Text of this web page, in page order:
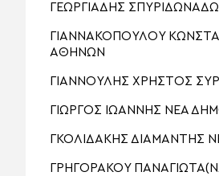
ΓΕΩΡΓΙΑΔΗΣ
ΓΙΑΝΝΑΚΟΠΟΥΛΟΥ
ΑΘΗΝΩΝ
ΓΙΑΝΝΟΥΛΗΣ ΧΡΗΣΤΟΣ
ΓΙΩΡΓΟΣ ΙΩΑΝΝΗΣ ΝΕΑ
ΓΚΟΛΙΔΑΚΗΣ ΔΙΑΜΑΝΤΗΣ
ΓΡΗΓΟΡΑΚΟΥ